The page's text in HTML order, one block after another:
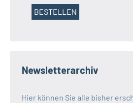
Newsletterarchiv
Hier können Sie alle bisher